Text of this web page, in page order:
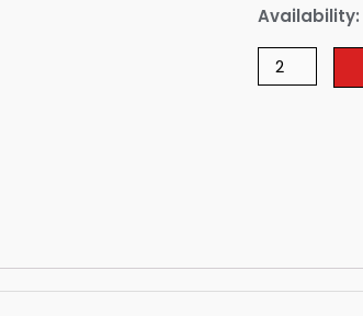
Availability: